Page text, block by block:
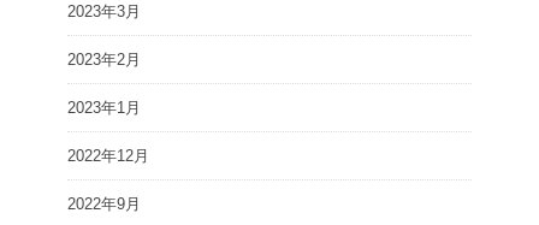
2023年3月
2023年2月
2023年1月
2022年12月
2022年9月